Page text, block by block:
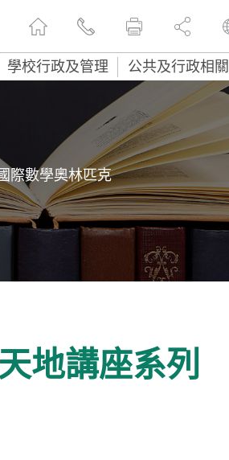
學校行政及管理 公共及行政相關
際數學奧林匹克
地講座系列